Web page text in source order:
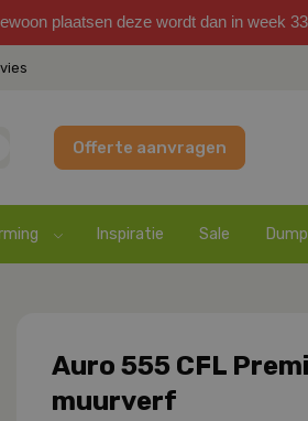
plaatsen deze wordt dan in week
Offerte aanvragen
Inspiratie Sale
Auro 555 CFL
muurverf